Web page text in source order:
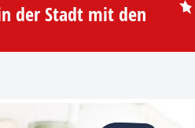
der Stadt mit den